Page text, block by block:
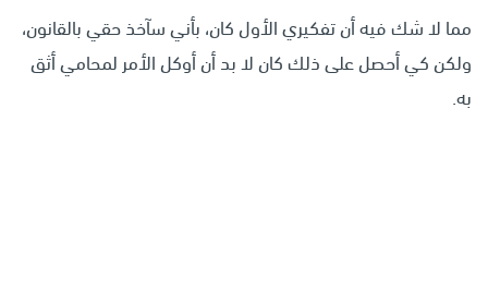
مما لا شك فيه أن تفكيري الأول كان، بأني سآخذ حقي بالقانون،
ولكن كي أحصل على ذلك كان لا بد أن أوكل الأمر لمحامي أثق
به.